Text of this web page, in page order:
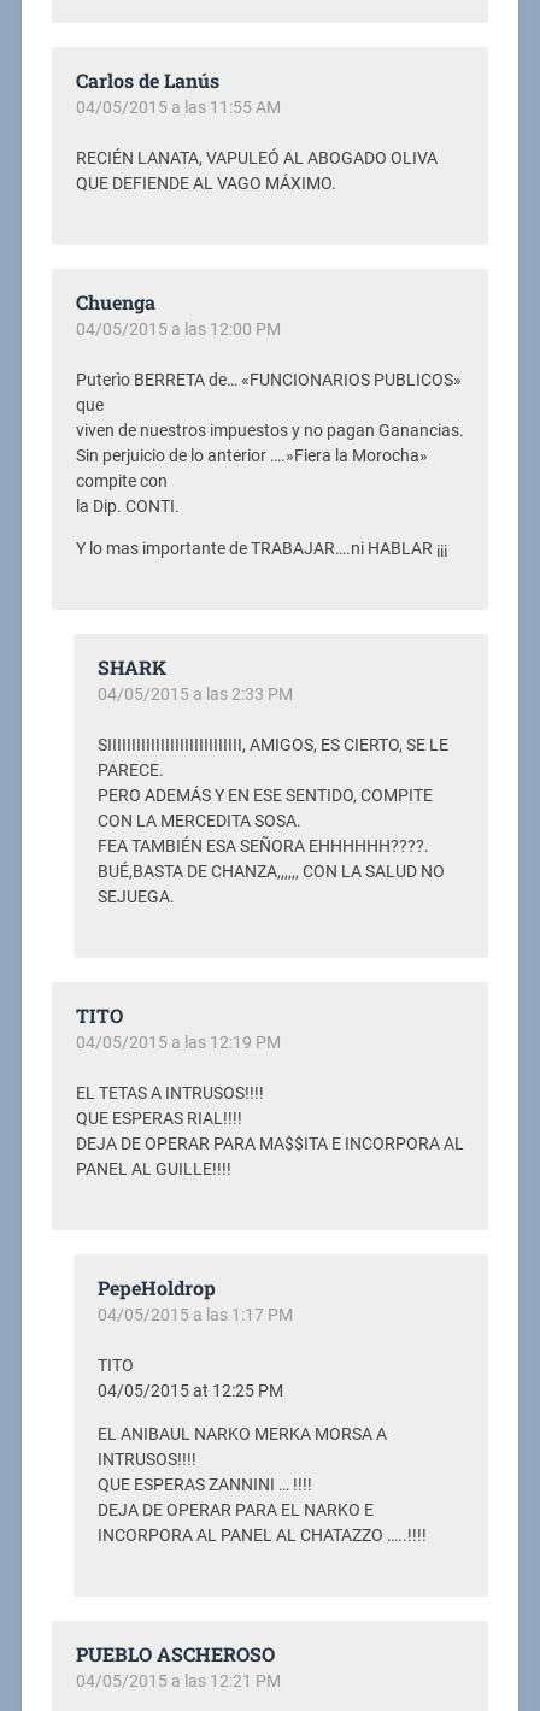
Carlos de Lanús
04/05/2015 a las 11:55 AM
RECIÉN LANATA, VAPULEÓ AL ABOGADO OLIVA
QUE DEFIENDE AL VAGO MÁXIMO.
Chuenga
04/05/2015 a las 12:00 PM
Puterìo BERRETA de… «FUNCIONARIOS PUBLICOS»
que
viven de nuestros impuestos y no pagan Ganancias.
Sin perjuicio de lo anterior ….»Fiera la Morocha»
compite con
la Dip. CONTI.
Y lo mas importante de TRABAJAR….ni HABLAR ¡¡¡
SHARK
04/05/2015 a las 2:33 PM
SIIIIIIIIIIIIIIIIIIIIIIIIIIII, AMIGOS, ES CIERTO, SE LE
PARECE.
PERO ADEMÁS Y EN ESE SENTIDO, COMPITE
CON LA MERCEDITA SOSA.
FEA TAMBIÉN ESA SEÑORA EHHHHHH????.
BUÉ,BASTA DE CHANZA,,,,,, CON LA SALUD NO
SEJUEGA.
TITO
04/05/2015 a las 12:19 PM
EL TETAS A INTRUSOS!!!!
QUE ESPERAS RIAL!!!!
DEJA DE OPERAR PARA MA$$ITA E INCORPORA AL
PANEL AL GUILLE!!!!
PepeHoldrop
04/05/2015 a las 1:17 PM
TITO
04/05/2015 at 12:25 PM
EL ANIBAUL NARKO MERKA MORSA A
INTRUSOS!!!!
QUE ESPERAS ZANNINI … !!!!
DEJA DE OPERAR PARA EL NARKO E
INCORPORA AL PANEL AL CHATAZZO …..!!!!
PUEBLO ASCHEROSO
04/05/2015 a las 12:21 PM